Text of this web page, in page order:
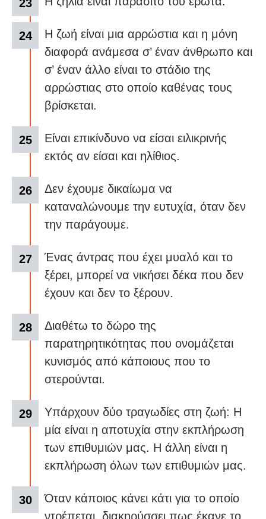
Η ζωή είναι μια αρρώστια και η μόνη
διαφορά ανάμεσα σ’ έναν άνθρωπο και
σ’ έναν άλλο είναι το στάδιο της
αρρώστιας στο οποίο καθένας τους
βρίσκεται.
Είναι επικίνδυνο να είσαι ειλικρινής
εκτός αν είσαι και ηλίθιος.
Δεν έχουμε δικαίωμα να
καταναλώνουμε την ευτυχία, όταν δεν
την παράγουμε.
Ένας άντρας που έχει μυαλό και το
ξέρει, μπορεί να νικήσει δέκα που δεν
έχουν και δεν το ξέρουν.
Διαθέτω το δώρο της
παρατηρητικότητας που ονομάζεται
κυνισμός από κάποιους που το
στερούνται.
Υπάρχουν δύο τραγωδίες στη ζωή: Η
μία είναι η αποτυχία στην εκπλήρωση
των επιθυμιών μας. Η άλλη είναι η
εκπλήρωση όλων των επιθυμιών μας.
Όταν κάποιος κάνει κάτι για το οποίο
ντρέπεται, διακηρύσσει πως έκανε το